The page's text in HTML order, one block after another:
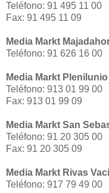
Teléfono: 91 495 11 00
Fax: 91 495 11 09
Media Markt
Teléfono: 91 626 16 00
Media Markt Plenilunio
Teléfono: 913 01 99 00
Fax: 913 01 99 09
Media Markt San
Teléfono: 91 20 305 00
Fax: 91 20 305 09
Media Markt Rivas
Teléfono: 917 79 49 00